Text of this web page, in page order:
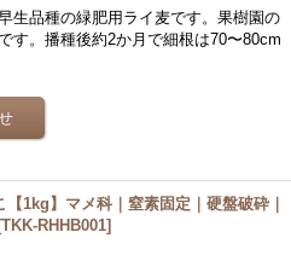
生品種の緑肥用ライ麦です。果樹園の
す。播種後約2か月で細根は70〜80cm
1kg】マメ科｜窒素固定｜硬盤破砕｜
[TKK-RHHB001]